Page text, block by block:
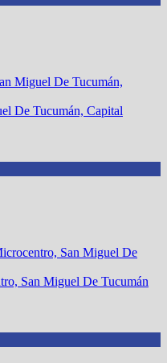
De Tucumán, Capital
San Miguel De Tucumán